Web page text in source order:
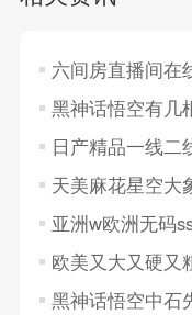
六间房直播间在线观看
黑神话悟空有几根棍
日产精品一线二线三线芒果：
天美麻花星空大象在线看
亚洲w欧洲无码sss222：
欧美又大又硬又粗BBBBB
黑神话悟空中石先锋在哪